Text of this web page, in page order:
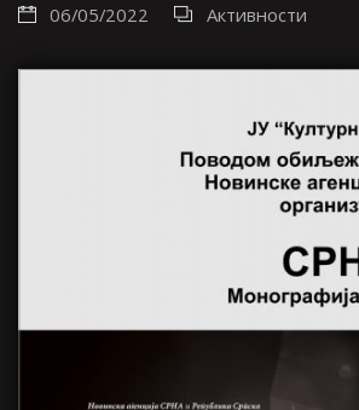
06/05/2022 Активности